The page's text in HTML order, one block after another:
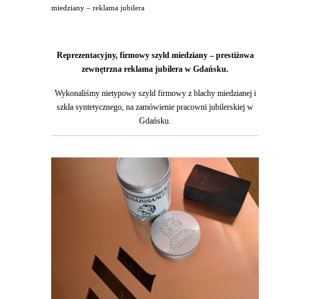
miedziany – reklama jubilera
Reprezentacyjny, firmowy szyld miedziany – prestiżowa
zewnętrzna reklama jubilera w Gdańsku.
Wykonaliśmy nietypowy szyld firmowy z blachy miedzianej i
szkła syntetycznego, na zamówienie pracowni jubilerskiej w
Gdańsku.